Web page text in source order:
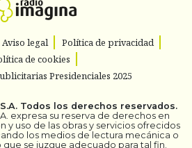
Aviso legal
Política de privacidad
de cookies
Presidenciales 2025
Todos los derechos reservados.
expresa su reserva de derechos en
y uso de las obras y servicios ofrecidos
los medios de lectura mecánica o
se juzgue adecuado para tal fin.